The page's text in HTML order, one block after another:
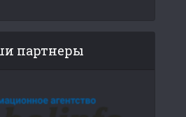
партнеры